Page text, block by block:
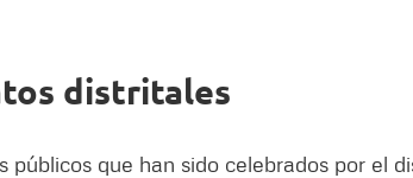
distritales
que han sido celebrados por el